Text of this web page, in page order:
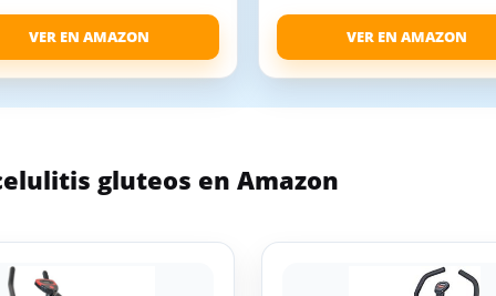
VER EN AMAZON VER EN AMAZON
gluteos en Amazon